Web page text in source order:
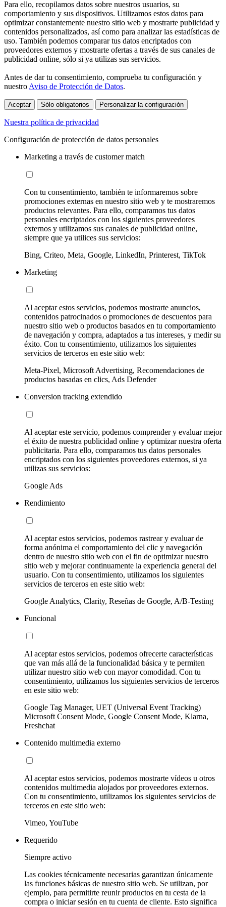
Para ello, recopilamos datos sobre nuestros usuarios, su
comportamiento y sus dispositivos. Utilizamos estos datos para
optimizar constantemente nuestro sitio web y mostrarte publicidad y
contenidos personalizados, así como para analizar las estadísticas de
uso. También podemos comparar tus datos encriptados con
proveedores externos y mostrarte ofertas a través de sus canales de
publicidad online, sólo si ya utilizas sus servicios.
Antes de dar tu consentimiento, comprueba tu configuración y
nuestro Aviso de Protección de Datos.
Aceptar Sólo obligatorios Personalizar la configuración
Nuestra política de privacidad
Configuración de protección de datos personales
Marketing a través de customer match
Con tu consentimiento, también te informaremos sobre
promociones externas en nuestro sitio web y te mostraremos
productos relevantes. Para ello, comparamos tus datos
personales encriptados con los siguientes proveedores
externos y utilizamos sus canales de publicidad online,
siempre que ya utilices sus servicios:
Bing, Criteo, Meta, Google, LinkedIn, Printerest, TikTok
Marketing
Al aceptar estos servicios, podemos mostrarte anuncios,
contenidos patrocinados o promociones de descuentos para
nuestro sitio web o productos basados en tu comportamiento
de navegación y compra, adaptados a tus intereses, y medir su
éxito. Con tu consentimiento, utilizamos los siguientes
servicios de terceros en este sitio web:
Meta-Pixel, Microsoft Advertising, Recomendaciones de
productos basadas en clics, Ads Defender
Conversion tracking extendido
Al aceptar este servicio, podemos comprender y evaluar mejor
el éxito de nuestra publicidad online y optimizar nuestra oferta
publicitaria. Para ello, comparamos tus datos personales
encriptados con los siguientes proveedores externos, si ya
utilizas sus servicios:
Google Ads
Rendimiento
Al aceptar estos servicios, podemos rastrear y evaluar de
forma anónima el comportamiento del clic y navegación
dentro de nuestro sitio web con el fin de optimizar nuestro
sitio web y mejorar continuamente la experiencia general del
usuario. Con tu consentimiento, utilizamos los siguientes
servicios de terceros en este sitio web:
Google Analytics, Clarity, Reseñas de Google, A/B-Testing
Funcional
Al aceptar estos servicios, podemos ofrecerte características
que van más allá de la funcionalidad básica y te permiten
utilizar nuestro sitio web con mayor comodidad. Con tu
consentimiento, utilizamos los siguientes servicios de terceros
en este sitio web:
Google Tag Manager, UET (Universal Event Tracking)
Microsoft Consent Mode, Google Consent Mode, Klarna,
Freshchat
Contenido multimedia externo
Al aceptar estos servicios, podemos mostrarte vídeos u otros
contenidos multimedia alojados por proveedores externos.
Con tu consentimiento, utilizamos los siguientes servicios de
terceros en este sitio web:
Vimeo, YouTube
Requerido
Siempre activo
Las cookies técnicamente necesarias garantizan únicamente
las funciones básicas de nuestro sitio web. Se utilizan, por
ejemplo, para permitirte reunir productos en tu cesta de la
compra o iniciar sesión en tu cuenta de cliente. Esto significa